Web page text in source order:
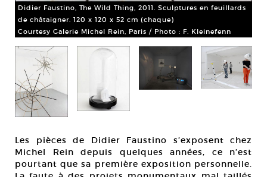
Didier Faustino, The Wild Thing, 2011. Sculptures en feuillards
de châtaigner. 120 x 120 x 52 cm (chaque)
Courtesy Galerie Michel Rein, Paris / Photo : F. Kleinefenn
Les pièces de Didier Faustino s’exposent chez
Michel Rein depuis quelques années, ce n’est
pourtant que sa première exposition personnelle.